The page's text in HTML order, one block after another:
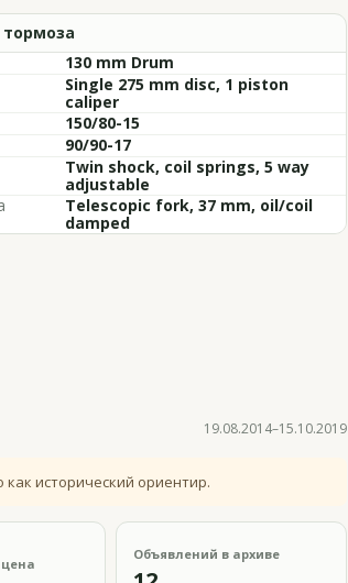
130 mm Drum
Single 275 mm disc, 1 piston
caliper
150/80-15
90/90-17
Twin shock, coil springs, 5 way
adjustable
Telescopic fork, 37 mm, oil/coil
damped
19.08.2014–15.10.2019
исторический ориентир.
Объявлений в архиве